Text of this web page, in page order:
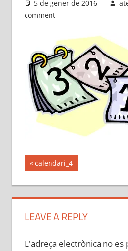
5 de gener de 2016
comment
Navegació
d'entrades
Previous
Post:
calendari_4
LEAVE A REPLY
L'adreça electrònica no es